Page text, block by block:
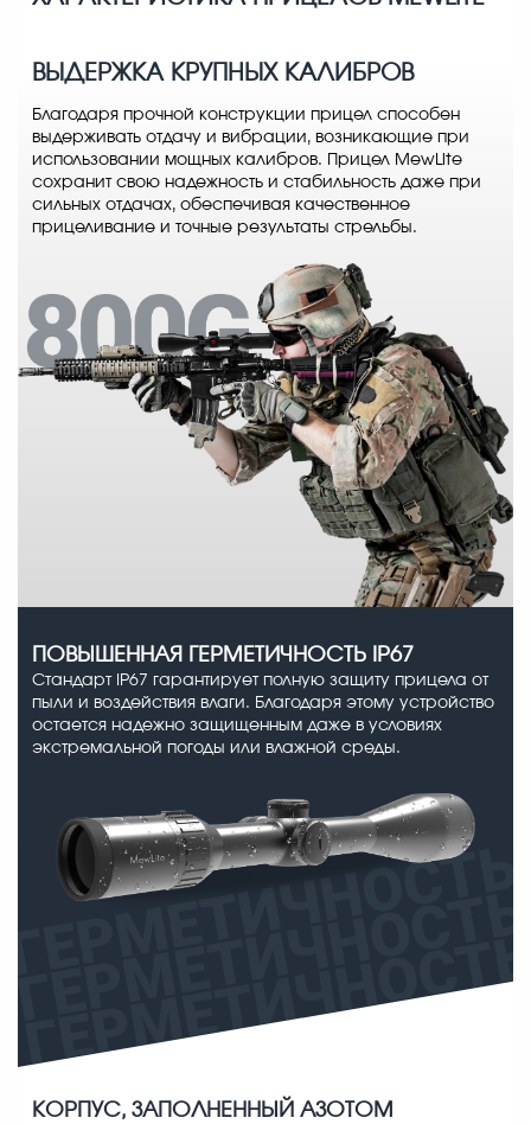
ВЫДЕРЖКА КРУПНЫХ КАЛИБРОВ
Благодаря прочной конструкции прицел способен
выдерживать отдачу и вибрации, возникающие при
использовании мощных калибров. Прицел MewLite
сохранит свою надежность и стабильность даже при
сильных отдачах, обеспечивая качественное
прицеливание и точные результаты стрельбы.
ПОВЫШЕННАЯ ГЕРМЕТИЧНОСТЬ IP67
Стандарт IP67 гарантирует полную защиту прицела от
пыли и воздействия влаги. Благодаря этому устройство
остается надежно защищенным даже в условиях
экстремальной погоды или влажной среды.
КОРПУС, ЗАПОЛНЕННЫЙ АЗОТОМ